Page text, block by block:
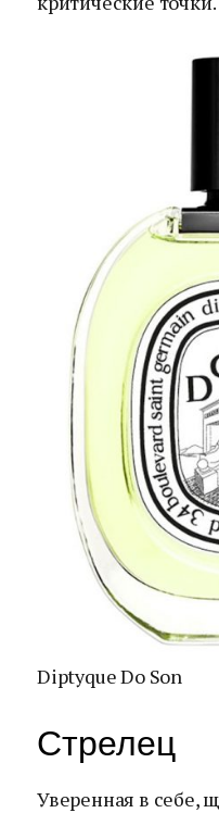
Diptyque Do Son
Стрелец
Уверенная в себе,